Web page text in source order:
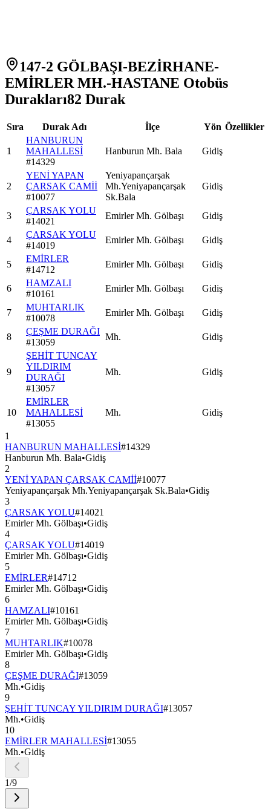
147-2 GÖLBAŞI-BEZİRHANE-
EMİRLER MH.-HASTANE Otobüs
Durakları82 Durak
Sıra Durak Adı İlçe Yön Özellikler
1
HANBURUN
MAHALLESİ
#14329
Hanburun Mh. Bala Gidiş
2
YENİ YAPAN
ÇARSAK CAMİİ
#10077
Yeniyapançarşak
Mh.Yeniyapançarşak
Sk.Bala
Gidiş
3
ÇARSAK YOLU
#14021
Emirler Mh. Gölbaşı Gidiş
4
ÇARSAK YOLU
#14019
Emirler Mh. Gölbaşı Gidiş
5
EMİRLER
#14712
Emirler Mh. Gölbaşı Gidiş
6
HAMZALI
#10161
Emirler Mh. Gölbaşı Gidiş
7
MUHTARLIK
#10078
Emirler Mh. Gölbaşı Gidiş
8
ÇEŞME DURAĞI
#13059
Mh. Gidiş
9
ŞEHİT TUNCAY
YILDIRIM
DURAĞI
#13057
Mh. Gidiş
10
EMİRLER
MAHALLESİ
#13055
Mh. Gidiş
1
HANBURUN MAHALLESİ#14329
Hanburun Mh. Bala•Gidiş
2
YENİ YAPAN ÇARSAK CAMİİ#10077
Yeniyapançarşak Mh.Yeniyapançarşak Sk.Bala•Gidiş
3
ÇARSAK YOLU#14021
Emirler Mh. Gölbaşı•Gidiş
4
ÇARSAK YOLU#14019
Emirler Mh. Gölbaşı•Gidiş
5
EMİRLER#14712
Emirler Mh. Gölbaşı•Gidiş
6
HAMZALI#10161
Emirler Mh. Gölbaşı•Gidiş
7
MUHTARLIK#10078
Emirler Mh. Gölbaşı•Gidiş
8
ÇEŞME DURAĞI#13059
Mh.•Gidiş
9
ŞEHİT TUNCAY YILDIRIM DURAĞI#13057
Mh.•Gidiş
10
EMİRLER MAHALLESİ#13055
Mh.•Gidiş
1/9